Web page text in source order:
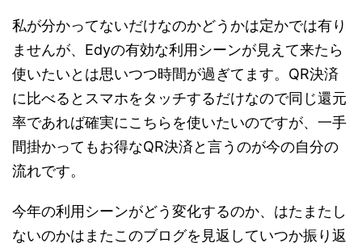
私が分かってないだけなのかどうかは定かでは有り
ませんが、Edyの有効な利用シーンが見えて来たら
使いたいとは思いつつ時間が過ぎてます。QR決済
に比べるとスマホをタッチするだけなので同じ還元
率であれば確実にこちらを使いたいのですが、一手
間掛かってもお得なQR決済と言うのが今の自分の
流れです。
今年の利用シーンがどう変化するのか、はたまたし
ないのかはまたこのブログを見返していつか振り返